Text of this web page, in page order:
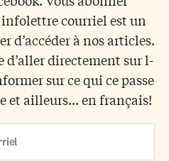
courriel est un
d’accéder à nos articles.
d’aller directement sur l-
sur ce qui ce passe
et ailleurs... en français!